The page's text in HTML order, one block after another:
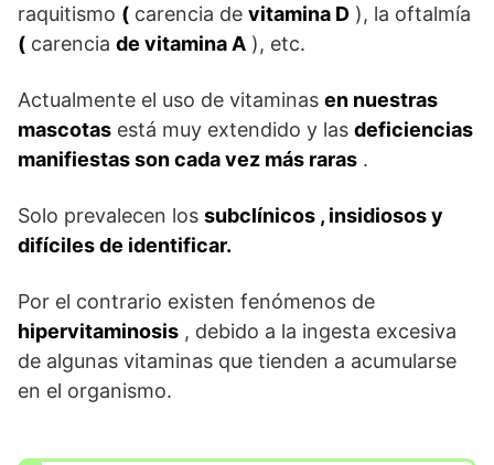
raquitismo ( carencia de vitamina D ), la oftalmía
( carencia de vitamina A ), etc.
Actualmente el uso de vitaminas en nuestras
mascotas está muy extendido y las deficiencias
manifiestas son cada vez más raras .
Solo prevalecen los subclínicos , insidiosos y
difíciles de identificar.
Por el contrario existen fenómenos de
hipervitaminosis , debido a la ingesta excesiva
de algunas vitaminas que tienden a acumularse
en el organismo.